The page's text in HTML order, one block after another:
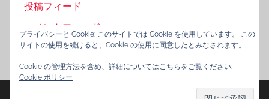
投稿フィード
コメントフィード
WordPress.org
プライバシーと Cookie: このサイトでは Cookie を使用しています。 この
サイトの使用を続けると、Cookie の使用に同意したとみなされます。
Cookie の管理方法を含め、詳細についてはこちらをご覧ください:
Cookie ポリシー